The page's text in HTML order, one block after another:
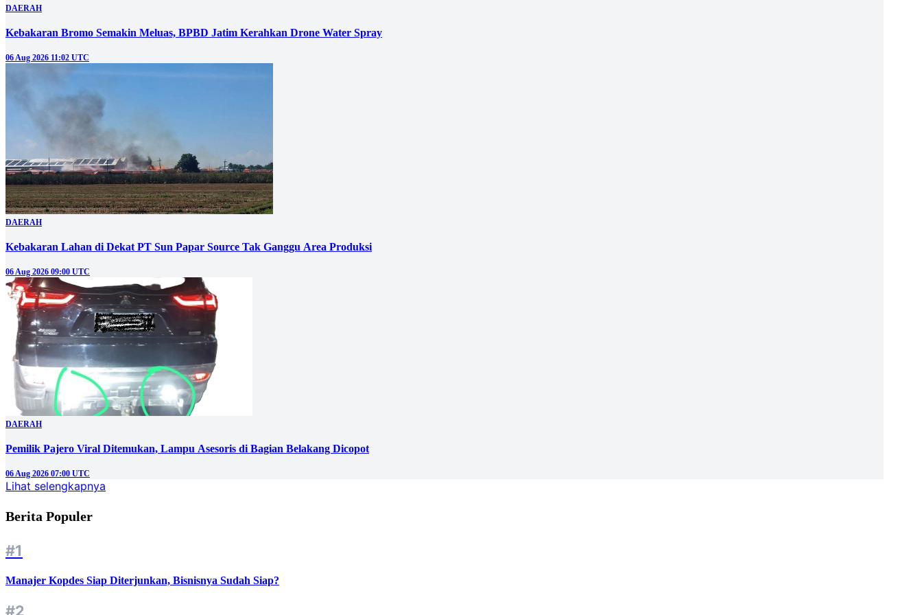
DAERAH
Kebakaran Bromo Semakin Meluas, BPBD Jatim Kerahkan Drone Water Spray
06 Aug 2026 11:02 UTC
DAERAH
Kebakaran Lahan di Dekat PT Sun Papar Source Tak Ganggu Area Produksi
06 Aug 2026 09:00 UTC
DAERAH
Pemilik Pajero Viral Ditemukan, Lampu Asesoris di Bagian Belakang Dicopot
06 Aug 2026 07:00 UTC
Lihat selengkapnya
Berita Populer
#1
Manajer Kopdes Siap Diterjunkan, Bisnisnya Sudah Siap?
#2